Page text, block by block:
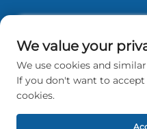
Copyright © 2026 Zhejiang
We value your
We use cookies and
If you don't want to accept
cookies.